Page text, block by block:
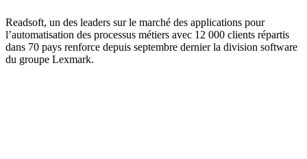
Email
Readsoft, un des leaders sur le marché des applications pour
l’automatisation des processus métiers avec 12 000 clients répartis
dans 70 pays renforce depuis septembre dernier la division software
du groupe Lexmark.